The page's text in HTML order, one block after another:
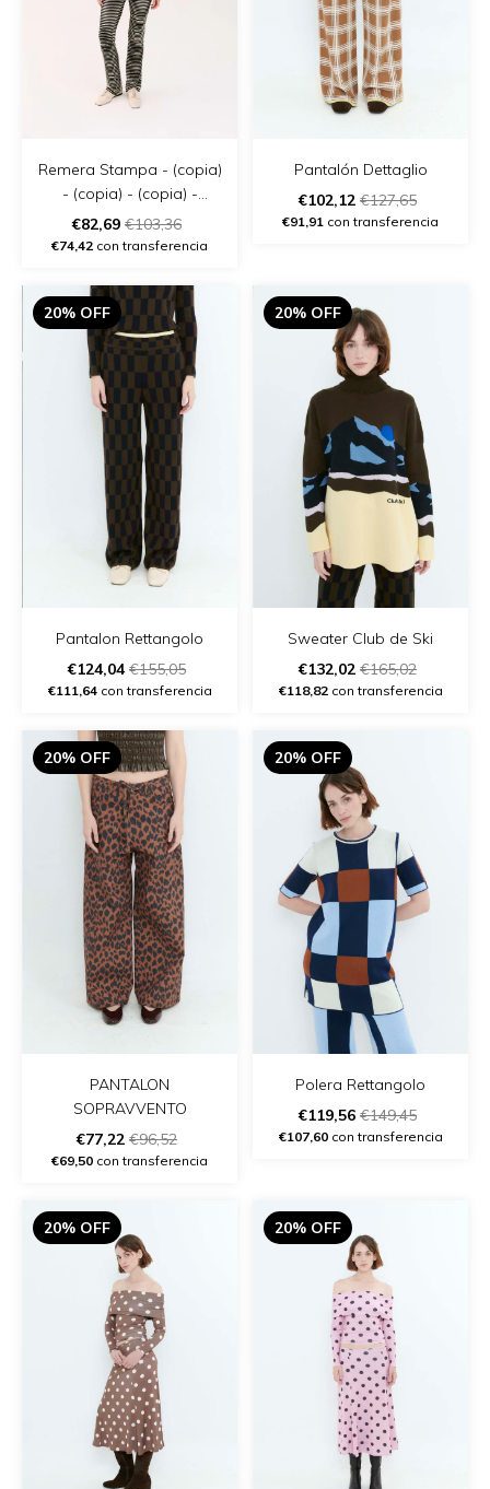
Remera Stampa - (copia)
- (copia) - (copia) -
(copia) - (copia) - (copia)
€82,69 €103,36
€74,42 con transferencia
Pantalón Dettaglio
€102,12 €127,65
€91,91 con transferencia
20% OFF
Pantalon Rettangolo
€124,04€155,05
€111,64con transferencia
20% OFF
Sweater Club de Ski
€132,02 €165,02
€118,82con transferencia
20% OFF
PANTALON
SOPRAVVENTO
€77,22 €96,52
€69,50 con transferencia
20% OFF
Polera Rettangolo
€119,56 €149,45
€107,60con transferencia
20% OFF 20% OFF